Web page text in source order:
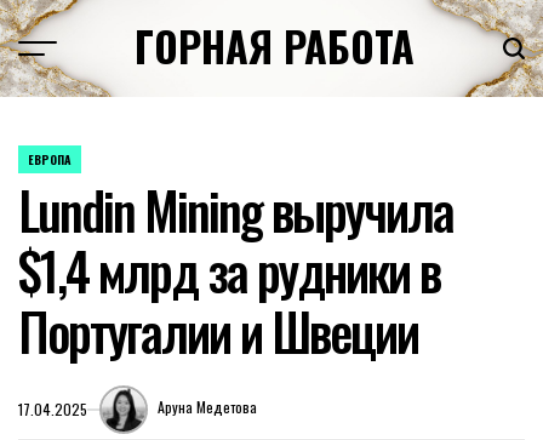
Перейти
к
содержимому
ГОРНАЯ РАБОТА
ОПУБЛИКОВАНО
ЕВРОПА
Lundin Mining выручила
$1,4 млрд за рудники в
Португалии и Швеции
17.04.2025 Аруна Медетова